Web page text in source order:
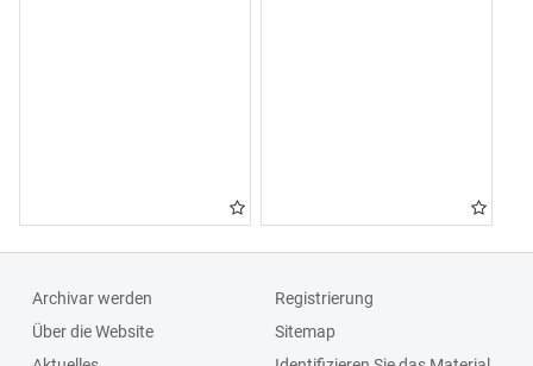
Archivar werden
Über die Website
Registrierung
Sitemap